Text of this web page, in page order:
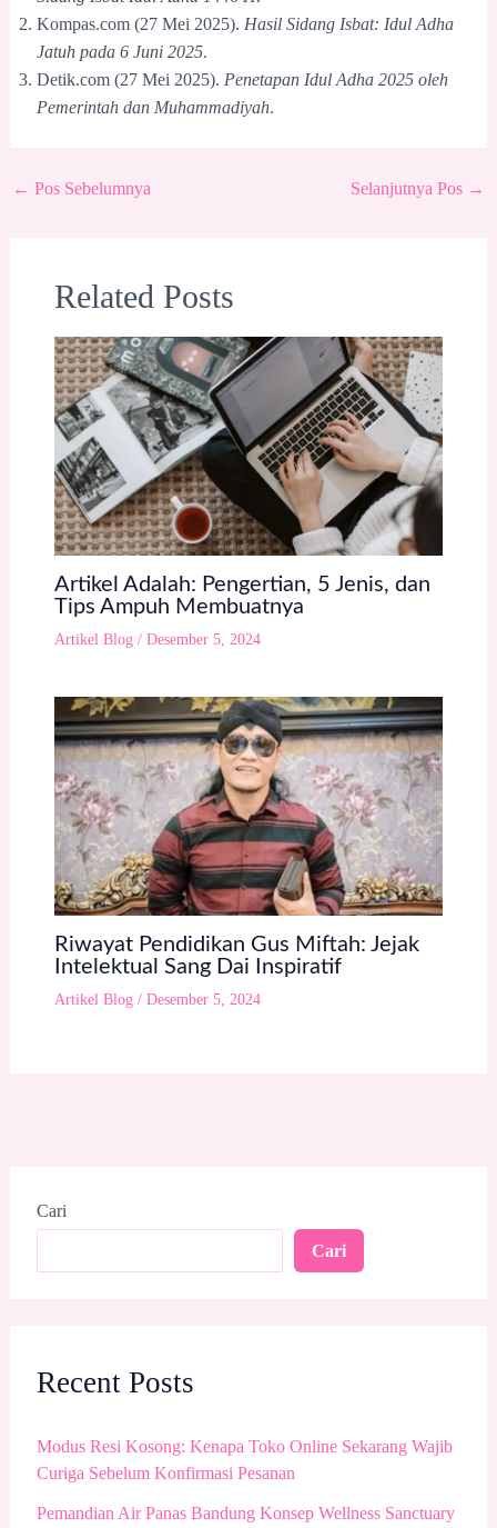
Cari
Cari
Recent Posts
Modus Resi Kosong: Kenapa Toko Online Sekarang Wajib
Curiga Sebelum Konfirmasi Pesanan
Pemandian Air Panas Bandung Konsep Wellness Sanctuary
Kompas.com (27 Mei 2025). Hasil Sidang Isbat: Idul Adha
Jatuh pada 6 Juni 2025.
Detik.com (27 Mei 2025). Penetapan Idul Adha 2025 oleh
Pemerintah dan Muhammadiyah.
← Pos Sebelumnya Selanjutnya Pos →
Related Posts
Artikel Adalah: Pengertian, 5 Jenis, dan
Tips Ampuh Membuatnya
Artikel Blog/ Desember 5, 2024
Riwayat Pendidikan Gus Miftah: Jejak
Intelektual Sang Dai Inspiratif
Artikel Blog/ Desember 5, 2024